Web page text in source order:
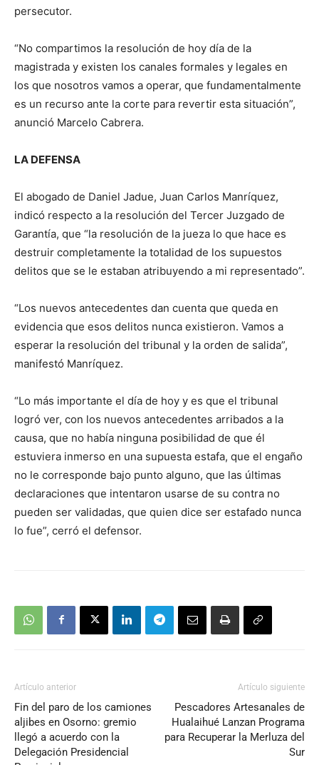
persecutor.
“No compartimos la resolución de hoy día de la
magistrada y existen los canales formales y legales en
los que nosotros vamos a operar, que fundamentalmente
es un recurso ante la corte para revertir esta situación”,
anunció Marcelo Cabrera.
LA DEFENSA
El abogado de Daniel Jadue, Juan Carlos Manríquez,
indicó respecto a la resolución del Tercer Juzgado de
Garantía, que “la resolución de la jueza lo que hace es
destruir completamente la totalidad de los supuestos
delitos que se le estaban atribuyendo a mi representado”.
“Los nuevos antecedentes dan cuenta que queda en
evidencia que esos delitos nunca existieron. Vamos a
esperar la resolución del tribunal y la orden de salida”,
manifestó Manríquez.
“Lo más importante el día de hoy y es que el tribunal
logró ver, con los nuevos antecedentes arribados a la
causa, que no había ninguna posibilidad de que él
estuviera inmerso en una supuesta estafa, que el engaño
no le corresponde bajo punto alguno, que las últimas
declaraciones que intentaron usarse de su contra no
pueden ser validadas, que quien dice ser estafado nunca
lo fue”, cerró el defensor.
Artículo anterior
Fin del paro de los camiones
aljibes en Osorno: gremio
llegó a acuerdo con la
Delegación Presidencial
Artículo siguiente
Pescadores Artesanales de
Hualaihué Lanzan Programa
para Recuperar la Merluza del
Sur